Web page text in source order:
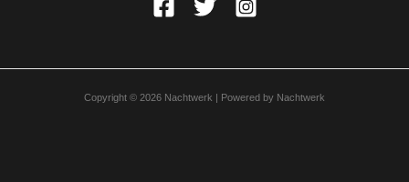
Copyright © 2026 Nachtwerk | Powered by Nachtwerk